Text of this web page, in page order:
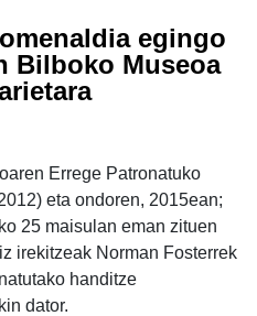
egingo
Bilboko Museoa
Errege Patronatuko
eta ondoren, 2015ean;
25 maisulan eman zituen
irekitzeak Norman Fosterrek
handitze
dator.